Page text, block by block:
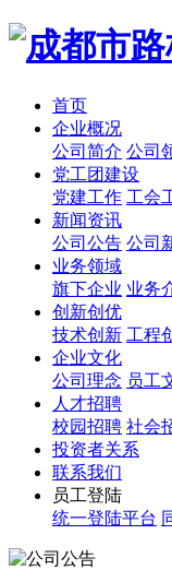
首页
企业概况
公司简介 公司
党工团建设
党建工作 工会
新闻资讯
公司公告 公司
业务领域
旗下企业 业务
创新创优
技术创新 工程
企业文化
公司理念 员工
人才招聘
校园招聘 社会
投资者关系
联系我们
员工登陆
统一登陆平台